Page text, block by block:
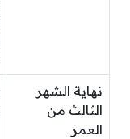
نهاية الشهر
الثالث من
العمر